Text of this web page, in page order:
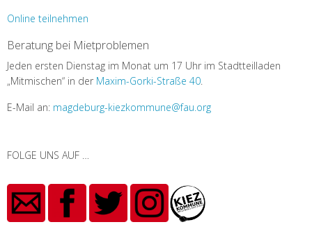
Online teilnehmen
Beratung bei Mietproblemen
Jeden ersten Dienstag im Monat um 17 Uhr im Stadtteilladen
„Mitmischen“ in der Maxim-Gorki-Straße 40
E-Mail an: magdeburg-kiezkommune@fau.org
FOLGE UNS AUF …